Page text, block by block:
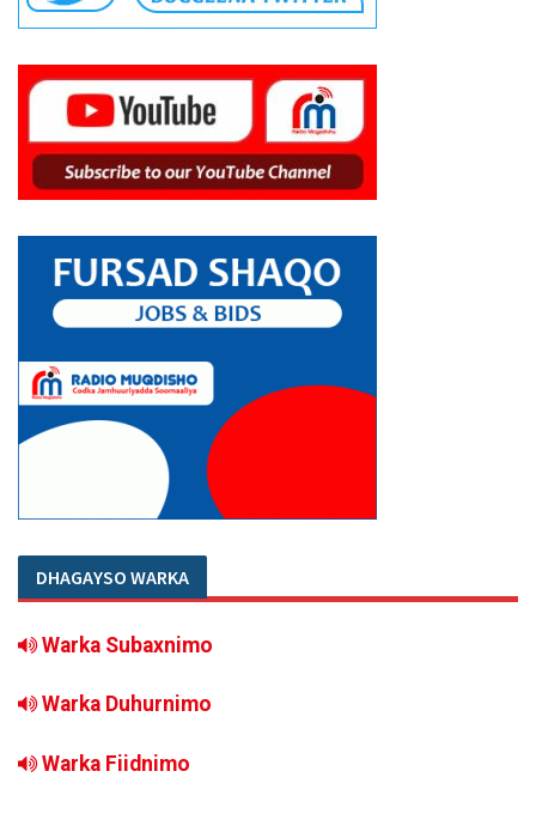
DHAGAYSO WARKA
Warka Subaxnimo
Warka Duhurnimo
Warka Fiidnimo